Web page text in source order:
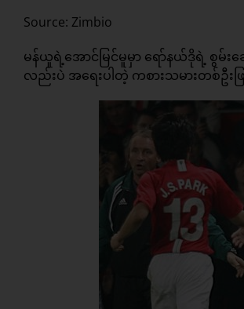
Source: Zimbio
မန်ယူရဲ့အောင်မြင်မူမှာ ရော်နယ်ဒိုရဲ့ စွ
လည်းပဲ အရေးပါတဲ့ ကစားသမားတစ်ဦး